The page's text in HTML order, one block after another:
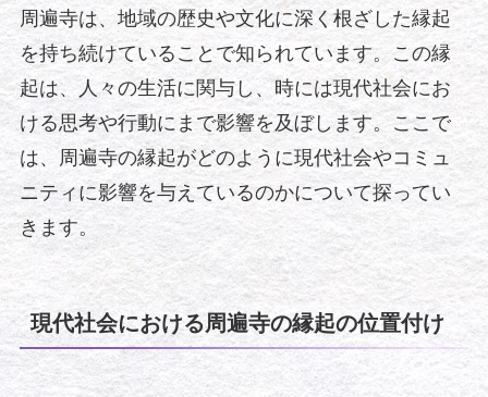
周遍寺は、地域の歴史や文化に深く根ざした縁起
を持ち続けていることで知られています。この縁
起は、人々の生活に関与し、時には現代社会にお
ける思考や行動にまで影響を及ぼします。ここで
は、周遍寺の縁起がどのように現代社会やコミュ
ニティに影響を与えているのかについて探ってい
きます。
現代社会における周遍寺の縁起の位置付け